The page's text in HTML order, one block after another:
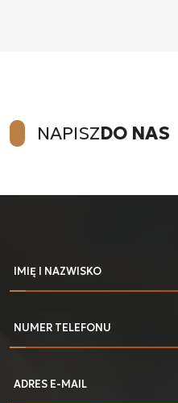
NAPISZDO NAS
IMIĘ I NAZWISKO
NUMER TELEFONU
ADRES E-MAIL